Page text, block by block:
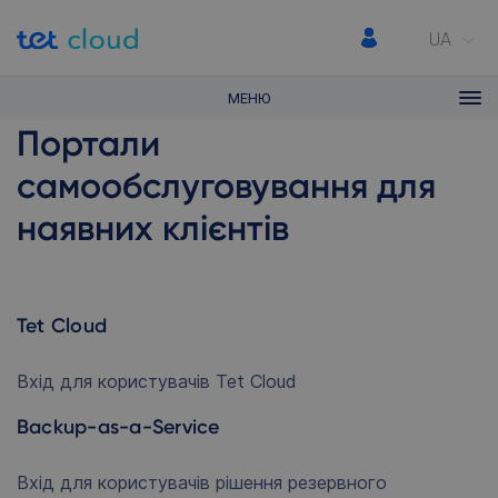
UA
МЕНЮ
Портали
самообслуговування для
наявних клієнтів
Tet Cloud
Вхід для користувачів Tet Cloud
Backup-as-a-Service
Вхід для користувачів рішення резервного